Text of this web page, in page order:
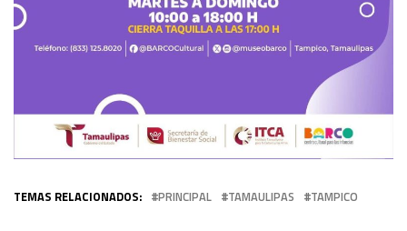
TEMAS RELACIONADOS: PRINCIPAL TAMAULIPAS TAMPICO